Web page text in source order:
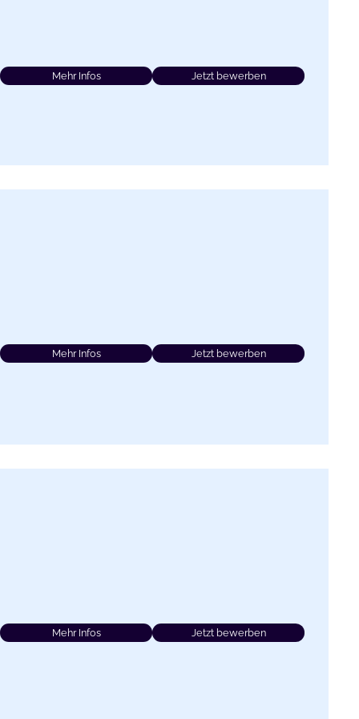
Mehr Infos Jetzt bewerben
Mehr Infos Jetzt bewerben
Mehr Infos Jetzt bewerben